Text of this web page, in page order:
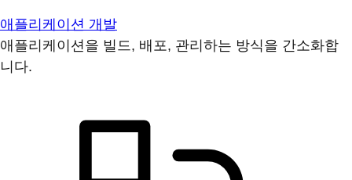
애플리케이션 개발
애플리케이션을 빌드, 배포, 관리하는 방식을 간소화합
니다.